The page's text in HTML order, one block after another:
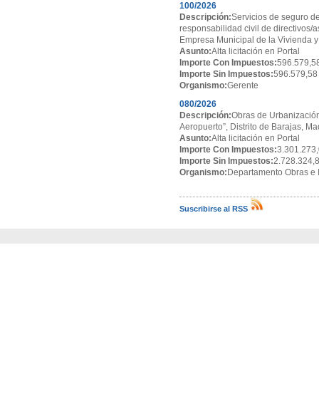
100/2026
Descripción:Servicios de seguro
responsabilidad civil de directivos/
Empresa Municipal de la Vivienda
Asunto:Alta licitación en Portal
Importe Con Impuestos:
Importe Sin Impuestos:596.579,58
Organismo:Gerente
080/2026
Descripción:Obras de
Aeropuerto”, Distrito de Barajas,
Asunto:Alta licitación en Portal
Importe Con Impuestos:
Importe Sin Impuestos:
Organismo: Departamento Obras e
Suscribirse al RSS